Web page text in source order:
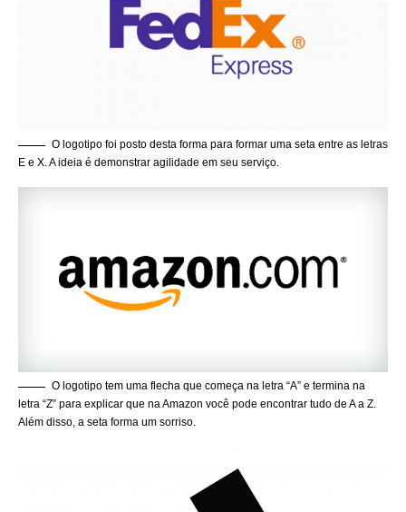
O logotipo foi posto desta forma para formar uma seta entre as letras
E e X. A ideia é demonstrar agilidade em seu serviço.
O logotipo tem uma flecha que começa na letra “A” e termina na
letra “Z” para explicar que na Amazon você pode encontrar tudo de A a Z.
Além disso, a seta forma um sorriso.